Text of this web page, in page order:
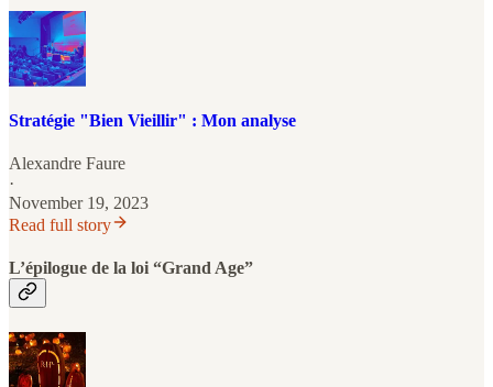
Stratégie "Bien Vieillir" : Mon analyse
Alexandre Faure
·
November 19, 2023
Read full story
L’épilogue de la loi “Grand Age”